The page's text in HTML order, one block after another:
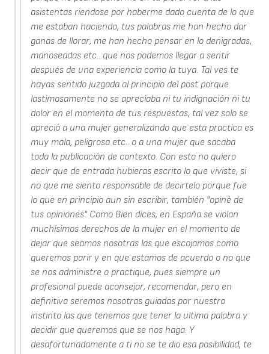
asistentas riendose por haberme dado cuenta de lo que
me estaban haciendo, tus palabras me han hecho dar
ganas de llorar, me han hecho pensar en lo denigradas,
manoseadas etc.. que nos podemos llegar a sentir
después de una experiencia como la tuya. Tal ves te
hayas sentido juzgada al principio del post porque
lastimosamente no se apreciaba ni tu indignación ni tu
dolor en el momento de tus respuestas, tal vez solo se
apreció a una mujer generalizando que esta practica es
muy mala, peligrosa etc.. o a una mujer que sacaba
toda la publicación de contexto. Con esto no quiero
decir que de entrada hubieras escrito lo que viviste, si
no que me siento responsable de decirtelo porque fue
lo que en principio aun sin escribir, también "opiné de
tus opiniones" Como Bien dices, en España se violan
muchísimos derechos de la mujer en el momento de
dejar que seamos nosotras las que escojamos como
queremos parir y en que estamos de acuerdo o no que
se nos administre o practique, pues siempre un
profesional puede aconsejar, recomendar, pero en
definitiva seremos nosotras guiadas por nuestro
instinto las que tenemos que tener la ultima palabra y
decidir que queremos que se nos haga. Y
desafortunadamente a ti no se te dio esa posibilidad, te